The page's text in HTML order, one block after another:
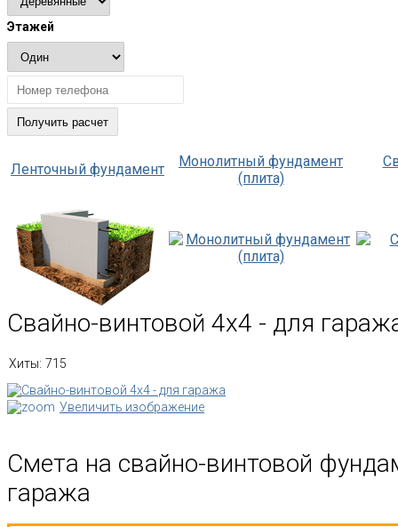
Этажей
Ленточный фундамент
Монолитный фундамент
(плита)
Свайно-винтовой 4х4 - для
Хиты: 715
Увеличить изображение
Смета на свайно-винтовой
гаража